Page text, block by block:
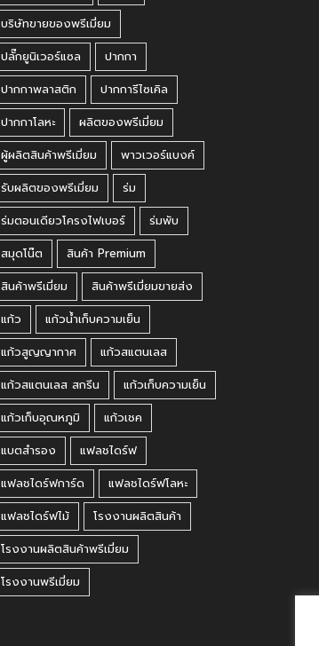
บริษัทขายของพรีเมี่ยม
ปลั๊กยูนิเวอร์แซล
ปากกา
ปากกาพลาสติก
ปากการีไซเคิล
ปากกาโลหะ
ผลิตของพรีเมี่ยม
ผู้ผลิตสินค้าพรีเมี่ยม
พาวเวอร์แบงค์
รับผลิตของพรีเมี่ยม
ร่ม
ร่มตอนเดียวโครงไฟเบอร์
ร่มพับ
สมุดโน๊ต
สินค้า Premium
สินค้าพรีเมี่ยม
สินค้าพรีเมี่ยมขายส่ง
แก้ว
แก้วน้ำเก็บความเย็น
แก้วสูญญากาศ
แก้วสแตนเลส
แก้วสแตนเลส สกรีน
แก้วเก็บความเย็น
แก้วเก็บอุณหภูมิ
แก้วเชค
แบตสำรอง
แฟลชไดร์ฟ
แฟลชไดร์ฟการ์ด
แฟลชไดร์ฟโลหะ
แฟลชไดร์ฟไม้
โรงงานผลิตสินค้า
โรงงานผลิตสินค้าพรีเมี่ยม
โรงงานพรีเมี่ยม